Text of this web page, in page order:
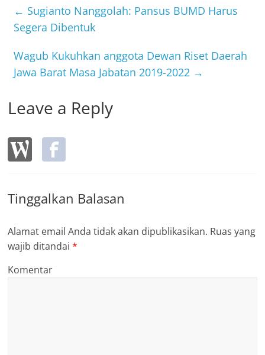
b
o
o
k
← Sugianto Nanggolah: Pansus BUMD Harus
Segera Dibentuk
Wagub Kukuhkan anggota Dewan Riset Daerah
Jawa Barat Masa Jabatan 2019-2022 →
Leave a Reply
Tinggalkan Balasan
Alamat email Anda tidak akan dipublikasikan. Ruas yang
wajib ditandai*
Komentar